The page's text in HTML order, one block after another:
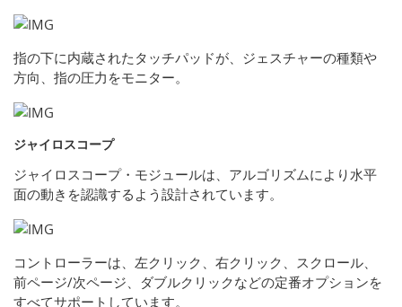
指の下に内蔵されたタッチパッドが、ジェスチャーの種類や
方向、指の圧力をモニター。
ジャイロスコープ
ジャイロスコープ・モジュールは、アルゴリズムにより水平
面の動きを認識するよう設計されています。
コントローラーは、左クリック、右クリック、スクロール、
前ページ/次ページ、ダブルクリックなどの定番オプションを
すべてサポートしています。